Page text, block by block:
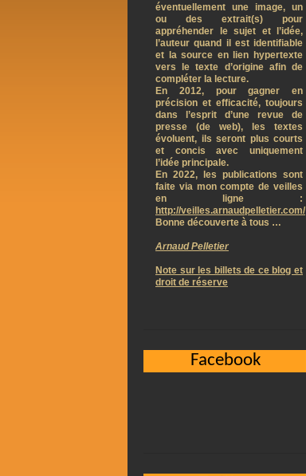
éventuellement une image, un
ou des extrait(s) pour
appréhender le sujet et l’idée,
l’auteur quand il est identifiable
et la source en lien hypertexte
vers le texte d’origine afin de
compléter la lecture.
En 2012, pour gagner en
précision et efficacité, toujours
dans l’esprit d’une revue de
presse (de web), les textes
évoluent, ils seront plus courts
et concis avec uniquement
l’idée principale.
En 2022, les publications sont
faite via mon compte de veilles
en ligne :
http://veilles.arnaudpelletier.com/
Bonne découverte à tous …
Arnaud Pelletier
Note sur les billets de ce blog et
droit de réserve
Facebook